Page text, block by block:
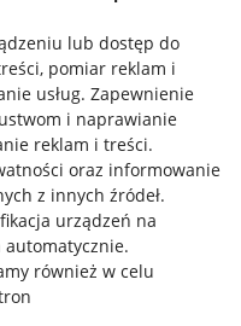
lub dostęp do
pomiar reklam i
usług. Zapewnienie
i naprawianie
reklam i treści.
oraz informowanie
z innych źródeł.
urządzeń na
automatycznie.
również w celu